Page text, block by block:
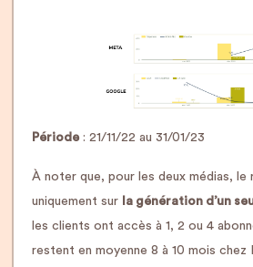
Période: 21/11/22 au 31/01/23
À noter que, pour les deux médias, le
uniquement sur
la génération d’un
les clients ont accès à 1, 2 ou 4
restent en moyenne 8 à 10 mois chez